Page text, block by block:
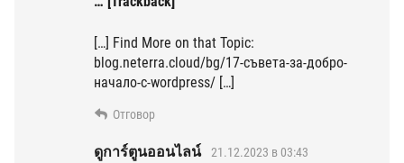
[…] Find More on that Topic:
blog.neterra.cloud/bg/17-съвета-за-добро-
начало-с-wordpress/ […]
Отговор
ดูการ์ตูนออนไลน์ 21.12.2023 в 03:43